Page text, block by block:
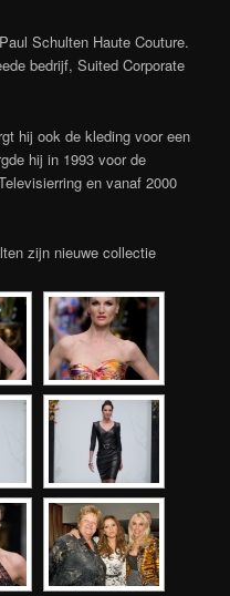
Schulten Haute Couture.
bedrijf, Suited Corporate
hij ook de kleding voor een
hij in 1993 voor de
en vanaf 2000
zijn nieuwe collectie